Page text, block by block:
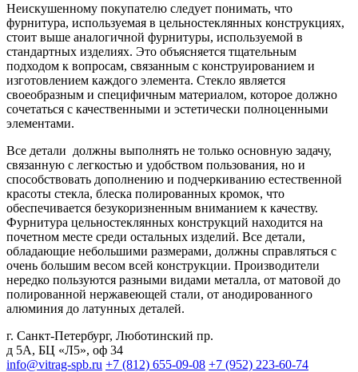
Неискушенному покупателю следует понимать, что
фурнитура, используемая в цельностеклянных конструкциях,
стоит выше аналогичной фурнитуры, используемой в
стандартных изделиях. Это объясняется тщательным
подходом к вопросам, связанным с конструированием и
изготовлением каждого элемента. Стекло является
своеобразным и специфичным материалом, которое должно
сочетаться с качественными и эстетически полноценными
элементами.
Все детали должны выполнять не только основную задачу,
связанную с легкостью и удобством пользования, но и
способствовать дополнению и подчеркиванию естественной
красоты стекла, блеска полированных кромок, что
обеспечивается безукоризненным вниманием к качеству.
Фурнитура цельностеклянных конструкций находится на
почетном месте среди остальных изделий. Все детали,
обладающие небольшими размерами, должны справляться с
очень большим весом всей конструкции. Производители
нередко пользуются разными видами металла, от матовой до
полированной нержавеющей стали, от анодированного
алюминия до латунных деталей.
г. Санкт-Петербург, Люботинский пр.
д 5А, БЦ «Л5», оф 34
info@vitrag-spb.ru +7 (812) 655-09-08 +7 (952) 223-60-74